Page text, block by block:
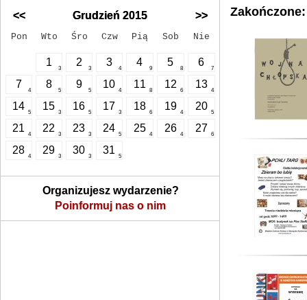
<< Grudzień 2015 >>
Pon Wto Śro Czw Pią Sob Nie
1
3
2
3
3
4
4
9
5
8
6
7
7
4
8
5
9
5
10
4
11
8
12
6
13
4
14
5
15
3
16
5
17
3
18
6
19
4
20
5
21
4
22
3
23
3
24
5
25
4
26
4
27
6
28
4
29
3
30
3
31
5
Organizujesz wydarzenie?
Poinformuj nas o nim
Zakończone: